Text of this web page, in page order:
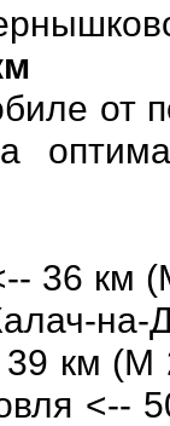
от
36 км
на-
39 км
<--